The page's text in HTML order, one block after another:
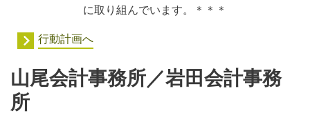
に取り組んでいます。＊＊＊
行動計画へ
山尾会計事務所／岩田会計事務
所